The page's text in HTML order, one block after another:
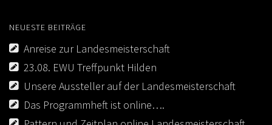
NEUESTE BEITRÄGE
Anreise zur Landesmeisterschaft
23.08. EWU Treffpunkt Hilden
Unsere Aussteller auf der Landesmeisterschaft
Das Programmheft ist online….